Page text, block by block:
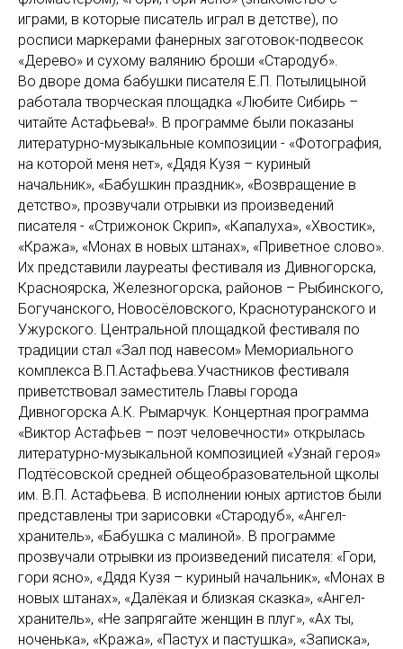
играми, в которые писатель играл в детстве), по
росписи маркерами фанерных заготовок-подвесок
«Дерево» и сухому валянию броши «Стародуб».
Во дворе дома бабушки писателя Е.П. Потылицыной
работала творческая площадка «Любите Сибирь –
читайте Астафьева!». В программе были показаны
литературно-музыкальные композиции - «Фотография,
на которой меня нет», «Дядя Кузя – куриный
начальник», «Бабушкин праздник», «Возвращение в
детство», прозвучали отрывки из произведений
писателя - «Стрижонок Скрип», «Капалуха», «Хвостик»,
«Кража», «Монах в новых штанах», «Приветное слово».
Их представили лауреаты фестиваля из Дивногорска,
Красноярска, Железногорска, районов – Рыбинского,
Богучанского, Новосёловского, Краснотуранского и
Ужурского. Центральной площадкой фестиваля по
традиции стал «Зал под навесом» Мемориального
комплекса В.П.Астафьева.Участников фестиваля
приветствовал заместитель Главы города
Дивногорска А.К. Рымарчук. Концертная программа
«Виктор Астафьев – поэт человечности» открылась
литературно-музыкальной композицией «Узнай героя»
Подтёсовской средней общеобразовательной щколы
им. В.П. Астафьева. В исполнении юных артистов были
представлены три зарисовки «Стародуб», «Ангел-
хранитель», «Бабушка с малиной». В программе
прозвучали отрывки из произведений писателя: «Гори,
гори ясно», «Дядя Кузя – куриный начальник», «Монах в
новых штанах», «Далёкая и близкая сказка», «Ангел-
хранитель», «Не запрягайте женщин в плуг», «Ах ты,
ноченька», «Кража», «Пастух и пастушка», «Записка»,